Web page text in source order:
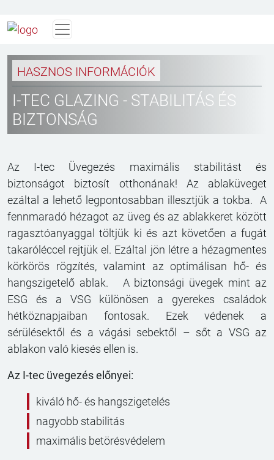
HASZNOS INFORMÁCIÓK
I-TEC GLAZING - STABILITÁS ÉS
BIZTONSÁG
Az I-tec Üvegezés maximális stabilitást és
biztonságot biztosít otthonának! Az ablaküveget
ezáltal a lehető legpontosabban illesztjük a tokba. A
fennmaradó hézagot az üveg és az ablakkeret között
ragasztóanyaggal töltjük ki és azt követően a fugát
takaróléccel rejtjük el. Ezáltal jön létre a hézagmentes
körkörös rögzítés, valamint az optimálisan hő- és
hangszigetelő ablak. A biztonsági üvegek mint az
ESG és a VSG különösen a gyerekes családok
hétköznapjaiban fontosak. Ezek védenek a
sérülésektől és a vágási sebektől – sőt a VSG az
ablakon való kiesés ellen is.
Az I-tec üvegezés előnyei:
kiváló hő- és hangszigetelés
nagyobb stabilitás
maximális betörésvédelem